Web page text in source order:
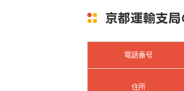
京都運輸支
電話番号
住所